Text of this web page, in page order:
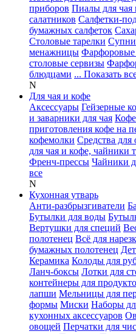
приборов Пиалы для чая
салатников Салфетки-
бумажных салфеток
Столовые тарелки
менажницы Фарфоровые
столовые сервизы
блюдцами ... Показать
N
Для чая и кофе
Аксессуары Гейзерные
и заварники для чая
приготовления кофе на
кофемолки Средства
для чая и кофе, чайники
Френч-прессы Чайники
все
N
Кухонная утварь
Анти-разбрызгиватели
Бутылки для воды
Вертушки для специй
полотенец Всё для
бумажных полотенец
Керамика Колоды для
Ланч-боксы Лотки для
контейнеры для
лапши Мельницы для
формы Миски Наборы
кухонных аксессуаров
овощей Перчатки для